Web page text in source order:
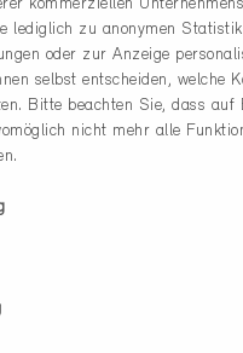
Waadt
www.eco-
kommerziellen
lediglich zu anonymen
oder zur Anzeige
selbst entscheiden, welche
Bitte beachten Sie, dass auf
nicht mehr alle